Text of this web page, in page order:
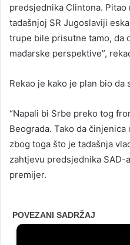
predsjednika Clintona.
tadašnjoj SR Jugoslaviji
trupe bile prisutne tamo, da
mađarske perspektive”,
Rekao je kako je plan bio da
“Napali bi Srbe preko tog
Beograda. Tako da
zbog toga što je tadašnja
zahtjevu predsjednika SAD-
premijer.